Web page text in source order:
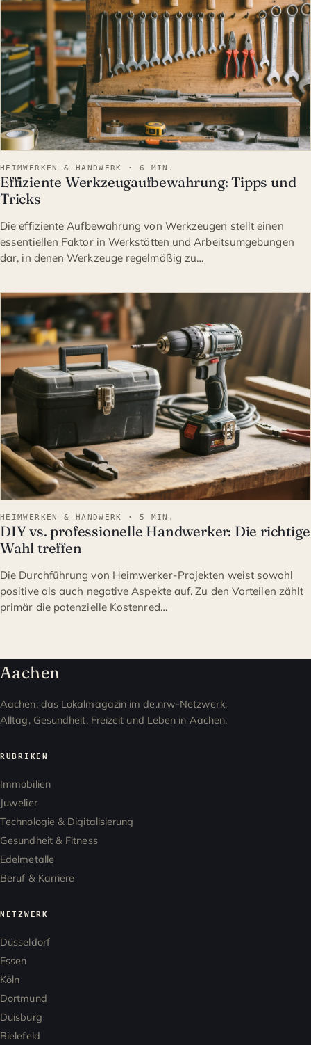
HEIMWERKEN & HANDWERK · 6 MIN.
Effiziente Werkzeugaufbewahrung: Tipps und
Tricks
Die effiziente Aufbewahrung von Werkzeugen stellt einen
essentiellen Faktor in Werkstätten und Arbeitsumgebungen
dar, in denen Werkzeuge regelmäßig zu…
HEIMWERKEN & HANDWERK
HEIMWERKEN & HANDWERK · 5 MIN.
DIY vs. professionelle Handwerker: Die richtige
Wahl treffen
Die Durchführung von Heimwerker-Projekten weist sowohl
positive als auch negative Aspekte auf. Zu den Vorteilen zählt
primär die potenzielle Kostenred…
Aachen
Aachen, das Lokalmagazin im de.nrw-Netzwerk:
Alltag, Gesundheit, Freizeit und Leben in Aachen.
RUBRIKEN
Immobilien
Juwelier
Technologie & Digitalisierung
Gesundheit & Fitness
Edelmetalle
Beruf & Karriere
NETZWERK
Düsseldorf
Essen
Köln
Dortmund
Duisburg
Bielefeld